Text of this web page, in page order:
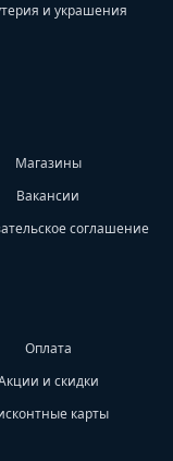
и украшения
Магазины
Вакансии
соглашение
Оплата
и скидки
карты